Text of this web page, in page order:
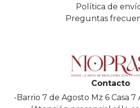
Política de
Preguntas
Contacto
-Barrio 7 de Agosto Mz 6 Casa